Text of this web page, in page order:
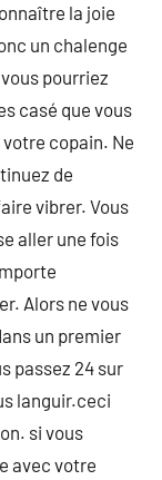
la joie
un chalenge
pourriez
casé que vous
copain. Ne
de
vibrer. Vous
aller une fois
Alors ne vous
un premier
passez 24 sur
languir.ceci
si vous
avec votre